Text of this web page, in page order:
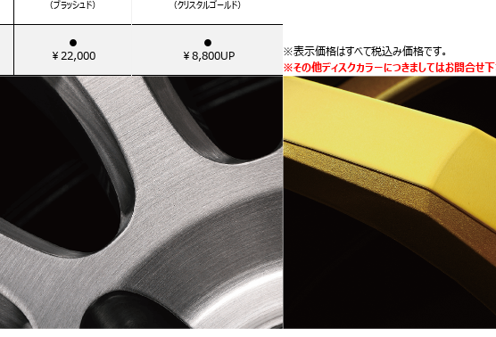
（ブラッシュド） （クリスタルゴールド）
●
￥22,000
●
￥8,800UP
※表示価格はすべて税込み価格です。
※その他ディスクカラーにつきましてはお問合せ下